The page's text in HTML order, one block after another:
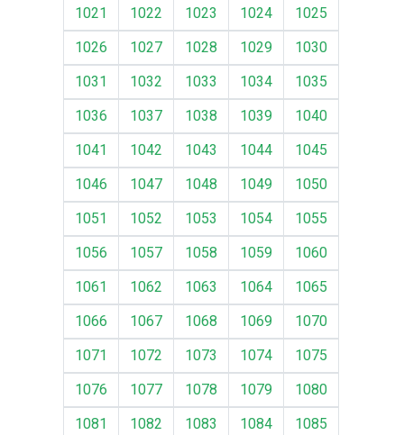
1021
1022 1023 1024
1025
1026
1027 1028 1029
1030
1031
1032 1033 1034
1035
1036
1037 1038 1039
1040
1041
1042 1043 1044
1045
1046
1047 1048 1049
1050
1051
1052 1053 1054
1055
1056
1057 1058 1059
1060
1061
1062 1063 1064
1065
1066
1067 1068 1069
1070
1071
1072 1073 1074
1075
1076
1077 1078 1079
1080
1081
1082 1083 1084 1085